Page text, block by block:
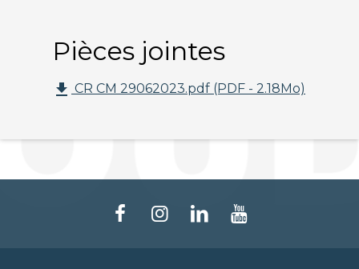
Pièces jointes
file_download CR CM 29062023.pdf (PDF - 2.18Mo)